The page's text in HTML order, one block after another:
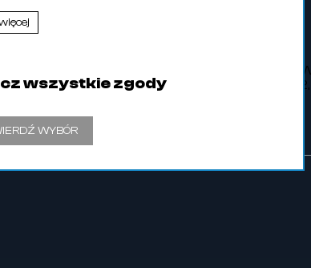
przez Sąd Rejonowy w Olsztynie, VIII
Identyfikacji Podatkowej: 578-29-30-252,
wszystkie zgody
WYBÓR